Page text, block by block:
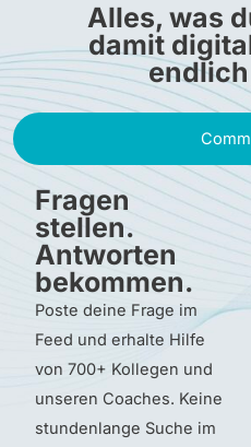
Alles, was
damit
Fragen
stellen.
Antworten
bekommen.
Poste deine Frage im
Feed und erhalte Hilfe
von 700+ Kollegen und
unseren Coaches. Keine
stundenlange Suche im